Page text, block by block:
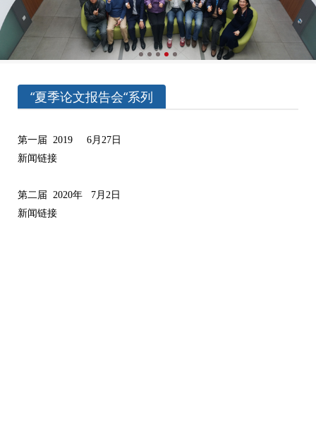
“夏季论文报告会“系列
第一届 2019 6月27日
新闻链接
第二届 2020年 7月2日
新闻链接